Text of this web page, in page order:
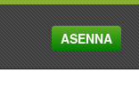
MENU
ASENNA